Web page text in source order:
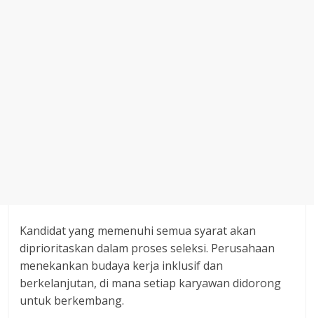
Kandidat yang memenuhi semua syarat akan
diprioritaskan dalam proses seleksi. Perusahaan
menekankan budaya kerja inklusif dan
berkelanjutan, di mana setiap karyawan didorong
untuk berkembang.